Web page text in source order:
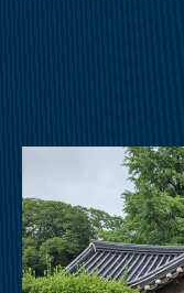
로 막아준다.강원도
른 이끼와 울창한 숲
곳이다. 국내 1세대 국
상태가 뛰어나며, 해발
균 기온이 5~6도 이상
맥을 넘어오는 시원한